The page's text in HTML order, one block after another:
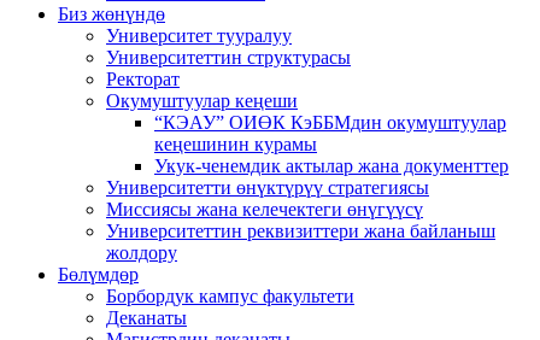
Биз жөнүндө
Университет тууралуу
Университеттин структурасы
Ректорат
Окумуштуулар кеңеши
“КЭАУ” ОИӨК КэББМдин окумуштуулар
кеңешинин курамы
Укук-ченемдик актылар жана документтер
Университетти өнүктүрүү стратегиясы
Миссиясы жана келечектеги өнүгүүсү
Университеттин реквизиттери жана байланыш
жолдору
Бөлүмдөр
Борбордук кампус факультети
Деканаты